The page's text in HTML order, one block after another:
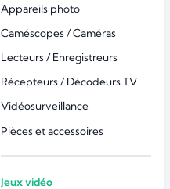
Appareils photo
Caméscopes / Caméras
Lecteurs / Enregistreurs
Récepteurs / Décodeurs TV
Vidéosurveillance
Pièces et accessoires
Jeux vidéo